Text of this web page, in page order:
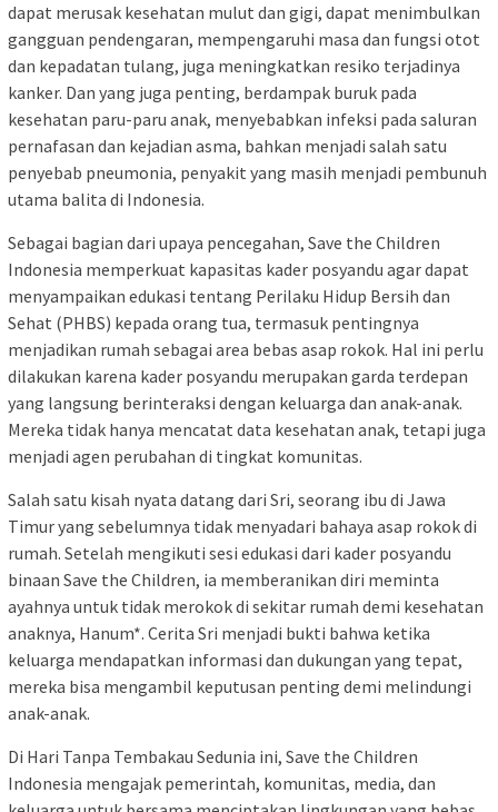
dapat merusak kesehatan mulut dan gigi, dapat menimbulkan
gangguan pendengaran, mempengaruhi masa dan fungsi otot
dan kepadatan tulang, juga meningkatkan resiko terjadinya
kanker. Dan yang juga penting, berdampak buruk pada
kesehatan paru-paru anak, menyebabkan infeksi pada saluran
pernafasan dan kejadian asma, bahkan menjadi salah satu
penyebab pneumonia, penyakit yang masih menjadi pembunuh
utama balita di Indonesia.
Sebagai bagian dari upaya pencegahan, Save the Children
Indonesia memperkuat kapasitas kader posyandu agar dapat
menyampaikan edukasi tentang Perilaku Hidup Bersih dan
Sehat (PHBS) kepada orang tua, termasuk pentingnya
menjadikan rumah sebagai area bebas asap rokok. Hal ini perlu
dilakukan karena kader posyandu merupakan garda terdepan
yang langsung berinteraksi dengan keluarga dan anak-anak.
Mereka tidak hanya mencatat data kesehatan anak, tetapi juga
menjadi agen perubahan di tingkat komunitas.
Salah satu kisah nyata datang dari Sri, seorang ibu di Jawa
Timur yang sebelumnya tidak menyadari bahaya asap rokok di
rumah. Setelah mengikuti sesi edukasi dari kader posyandu
binaan Save the Children, ia memberanikan diri meminta
ayahnya untuk tidak merokok di sekitar rumah demi kesehatan
anaknya, Hanum*. Cerita Sri menjadi bukti bahwa ketika
keluarga mendapatkan informasi dan dukungan yang tepat,
mereka bisa mengambil keputusan penting demi melindungi
anak-anak.
Di Hari Tanpa Tembakau Sedunia ini, Save the Children
Indonesia mengajak pemerintah, komunitas, media, dan